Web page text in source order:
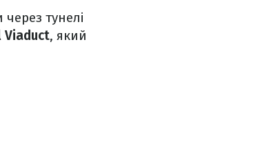
тунелі
Viaduct, який